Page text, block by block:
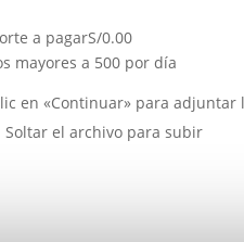
a pagarS/0.00
mayores a 500 por día
en «Continuar» para
Soltar el archivo para subir